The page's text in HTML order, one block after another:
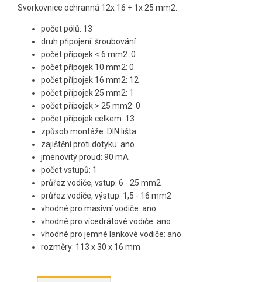
Svorkovnice ochranná 12x 16 + 1x 25 mm2.
počet pólů: 13
druh připojení: šroubování
počet přípojek < 6 mm2: 0
počet přípojek 10 mm2: 0
počet přípojek 16 mm2: 12
počet přípojek 25 mm2: 1
počet přípojek > 25 mm2: 0
počet přípojek celkem: 13
způsob montáže: DIN lišta
zajištění proti dotyku: ano
jmenovitý proud: 90 mA
počet vstupů: 1
průřez vodiče, vstup: 6 - 25 mm2
průřez vodiče, výstup: 1,5 - 16 mm2
vhodné pro masivní vodiče: ano
vhodné pro vícedrátové vodiče: ano
vhodné pro jemné lankové vodiče: ano
rozměry: 113 x 30 x 16 mm